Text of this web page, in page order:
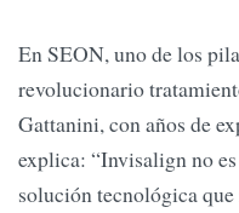
En SEON, uno de los
revolucionario
Gattanini, con años de
explica: “Invisalign no
solución tecnológica